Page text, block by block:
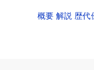
概要 解説 歴代